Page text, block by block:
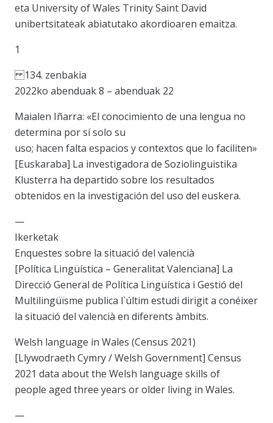
eta University of Wales Trinity Saint David
unibertsitateak abiatutako akordioaren emaitza.
1
134. zenbakia
2022ko abenduak 8 – abenduak 22
Maialen Iñarra: «El conocimiento de una lengua no
determina por sí solo su
uso; hacen falta espacios y contextos que lo faciliten»
[Euskaraba] La investigadora de Soziolinguistika
Klusterra ha departido sobre los resultados
obtenidos en la investigación del uso del euskera.
—
Ikerketak
Enquestes sobre la situació del valencià
[Política Lingüística – Generalitat Valenciana] La
Direcció General de Política Lingüística i Gestió del
Multilingüïsme publica l`últim estudi dirigit a conéixer
la situació del valencià en diferents àmbits.
Welsh language in Wales (Census 2021)
[Llywodraeth Cymry / Welsh Government] Census
2021 data about the Welsh language skills of
people aged three years or older living in Wales.
—